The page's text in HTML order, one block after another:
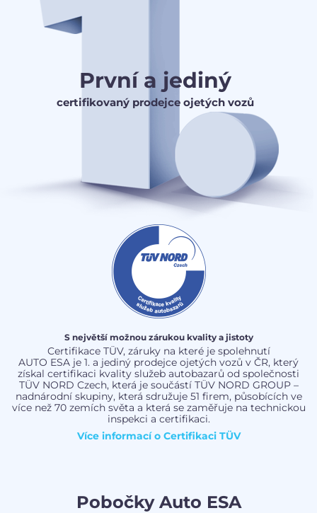
První a jediný
certifikovaný prodejce ojetých vozů
S největší možnou zárukou kvality a jistoty
Certifikace TÜV, záruky na které je spolehnutí
AUTO ESA je 1. a jediný prodejce ojetých vozů v ČR, který
získal certifikaci kvality služeb autobazarů od společnosti
TÜV NORD Czech, která je součástí TÜV NORD GROUP –
nadnárodní skupiny, která sdružuje 51 firem, působících ve
více než 70 zemích světa a která se zaměřuje na technickou
inspekci a certifikaci.
Více informací o Certifikaci TÜV
Pobočky Auto ESA